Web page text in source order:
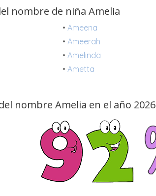
nombre de niña Amelia
•Ameena
•Ameerah
•Amelinda
•Ametta
nombre Amelia en el año 2026